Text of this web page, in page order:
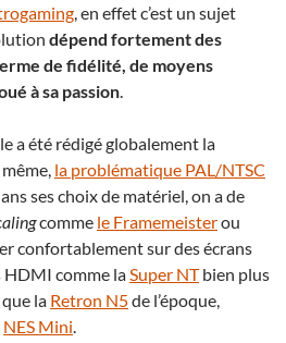
, en effet c’est un sujet
dépend fortement des
de fidélité, de moyens
à sa passion
a été rédigé globalement la
la problématique PAL/NTSC
ses choix de matériel, on a de
comme le Framemeisterou
confortablement sur des écrans
HDMI comme la Super NTbien plus
la Retron N5de l’époque,
NES Mini